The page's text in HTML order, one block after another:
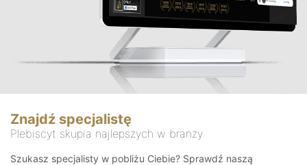
Znajdź specjalistę
Plebiscyt skupia najlepszych w branży
Szukasz specjalisty w pobliżu Ciebie? Sprawdź naszą